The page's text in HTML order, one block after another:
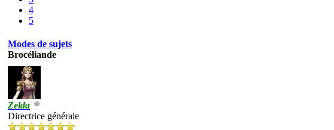
4
5
Modes de sujets
Brocéliande
Zelda
Directrice générale